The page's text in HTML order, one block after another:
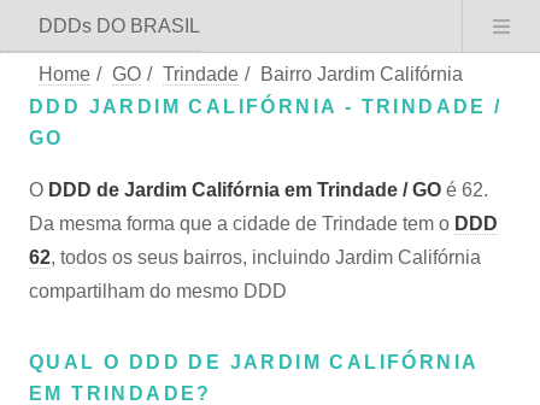
DDDs DO BRASIL
Home / GO / Trindade /
Bairro Jardim Califórnia
DDD JARDIM CALIFÓRNIA - TRINDADE /
GO
O DDD de Jardim Califórnia em Trindade / GO é 62.
Da mesma forma que a cidade de Trindade tem o DDD
62, todos os seus bairros, incluindo Jardim Califórnia
compartilham do mesmo DDD
QUAL O DDD DE JARDIM CALIFÓRNIA
EM TRINDADE?